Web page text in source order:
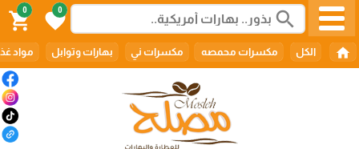
search
0
favorite
0
shopping_cart
home الكل مكسرات محمصه مكسرات ني بهارات وتوابل مواد